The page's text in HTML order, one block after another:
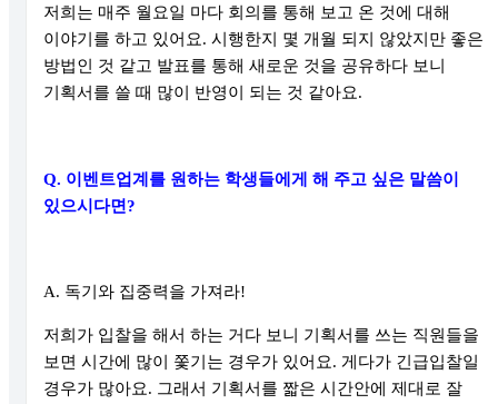
저희는 매주 월요일 마다 회의를 통해 보고 온 것에 대해
이야기를 하고 있어요. 시행한지 몇 개월 되지 않았지만 좋은
방법인 것 같고 발표를 통해 새로운 것을 공유하다 보니
기획서를 쓸 때 많이 반영이 되는 것 같아요.
Q. 이벤트업계를 원하는 학생들에게 해 주고 싶은 말씀이
있으시다면?
A. 독기와 집중력을 가져라!
저희가 입찰을 해서 하는 거다 보니 기획서를 쓰는 직원들을
보면 시간에 많이 쫓기는 경우가 있어요. 게다가 긴급입찰일
경우가 많아요. 그래서 기획서를 짧은 시간안에 제대로 잘